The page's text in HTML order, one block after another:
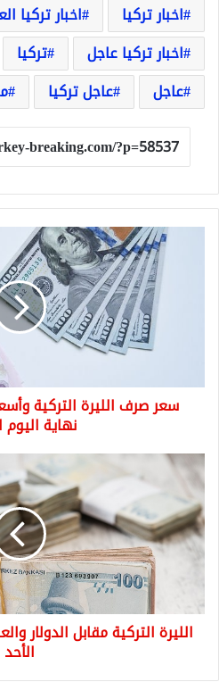
اخبار تركيا
اخبار تركيا
اخبار تركيا عاجل
تركيا
عاجل
عاجل تركيا
مع
نهايةسعر صرف الليرة التركية
نهاية
الليرة
التركية
مقابل
الدولار
والعملات
ضمن
الأحد
الليرة التركية مقابل الدولار
الأحد